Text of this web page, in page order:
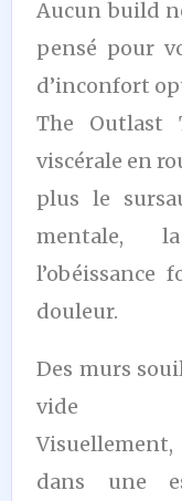
Aucun build
pensé pour
d’inconfort
The Outlast
viscérale en
plus le
mentale,
l’obéissance
douleur.
Des murs
vide
dans une